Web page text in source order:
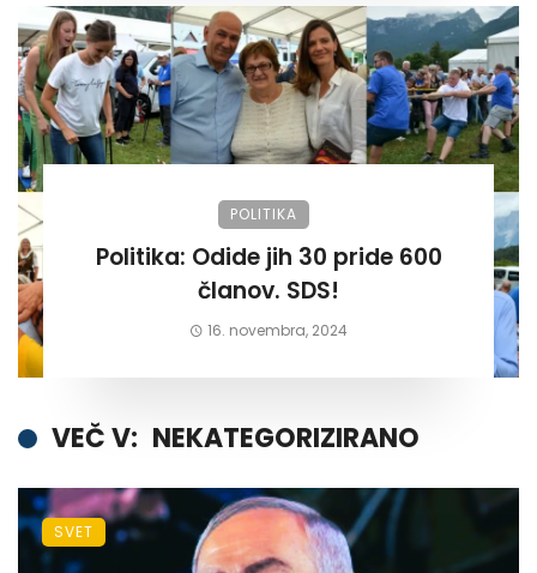
POLITIKA
Politika: Odide jih 30 pride 600
članov. SDS!
16. novembra, 2024
VEČ V: NEKATEGORIZIRANO
SVET